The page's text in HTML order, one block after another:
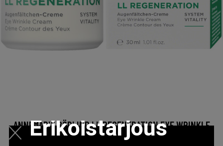
ANNEMARIE BÖRLIND LL REGENERATION EYE WRINKLE
CREAM 30 ML
Erikoistarjous